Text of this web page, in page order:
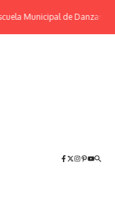
Municipal de Danzas “El